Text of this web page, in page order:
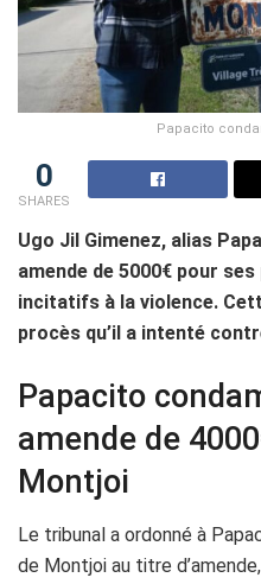
Papacito
0
SHARES
Ugo Jil Gimenez, alias
amende de 5000€ pour
incitatifs à la violence.
procès qu’il a intenté
Papacito
amende de
Montjoi
Le tribunal a ordonné à
de Montjoi au titre